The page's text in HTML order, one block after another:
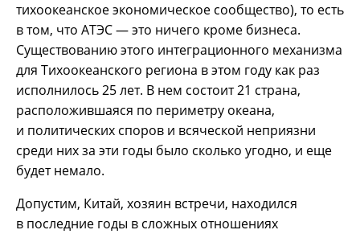
тихоокеанское экономическое сообщество), то есть
в том, что АТЭС — это ничего кроме бизнеса.
Существованию этого интеграционного механизма
для Тихоокеанского региона в этом году как раз
исполнилось 25 лет. В нем состоит 21 страна,
расположившаяся по периметру океана,
и политических споров и всяческой неприязни
среди них за эти годы было сколько угодно, и еще
будет немало.
Допустим, Китай, хозяин встречи, находился
в последние годы в сложных отношениях